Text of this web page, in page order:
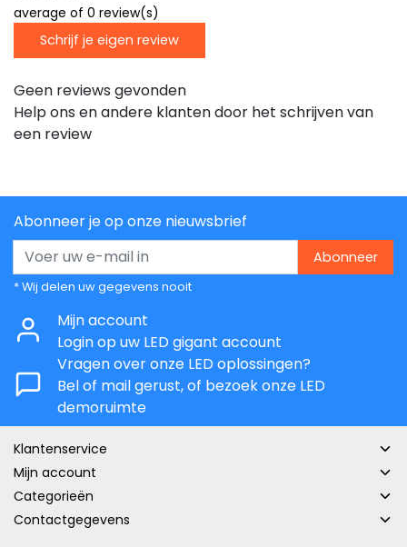
average of 0 review(s)
Schrijf je eigen review
Geen reviews gevonden
Help ons en andere klanten door het schrijven van
een review
Abonneer je op onze nieuwsbrief
Abonneer
* Wij delen uw gegevens nooit
Mijn account
Login op uw LED gigant account
Vragen over onze LED oplossingen?
Bel of mail gerust, of bezoek onze LED
demoruimte
Klantenservice
Mijn account
Categorieën
Contactgegevens